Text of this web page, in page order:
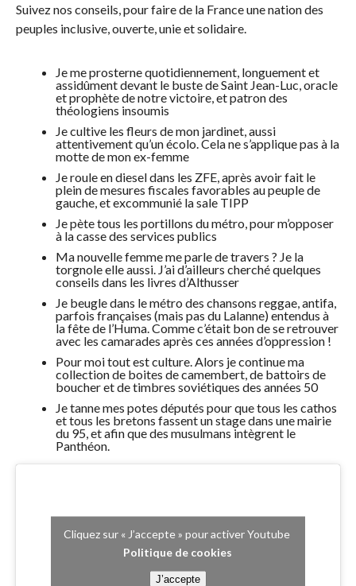
Suivez nos conseils, pour faire de la France une nation des
peuples inclusive, ouverte, unie et solidaire.
Je me prosterne quotidiennement, longuement et
assidûment devant le buste de Saint Jean-Luc, oracle
et prophète de notre victoire, et patron des
théologiens insoumis
Je cultive les fleurs de mon jardinet, aussi
attentivement qu’un écolo. Cela ne s’applique pas à la
motte de mon ex-femme
Je roule en diesel dans les ZFE, après avoir fait le
plein de mesures fiscales favorables au peuple de
gauche, et excommunié la sale TIPP
Je pète tous les portillons du métro, pour m’opposer
à la casse des services publics
Ma nouvelle femme me parle de travers ? Je la
torgnole elle aussi. J’ai d’ailleurs cherché quelques
conseils dans les livres d’Althusser
Je beugle dans le métro des chansons reggae, antifa,
parfois françaises (mais pas du Lalanne) entendus à
la fête de l’Huma. Comme c’était bon de se retrouver
avec les camarades après ces années d’oppression !
Pour moi tout est culture. Alors je continue ma
collection de boites de camembert, de battoirs de
boucher et de timbres soviétiques des années 50
Je tanne mes potes députés pour que tous les cathos
et tous les bretons fassent un stage dans une mairie
du 95, et afin que des musulmans intègrent le
Panthéon.
Cliquez sur « J’accepte » pour activer Youtube
Politique de cookies
J’accepte